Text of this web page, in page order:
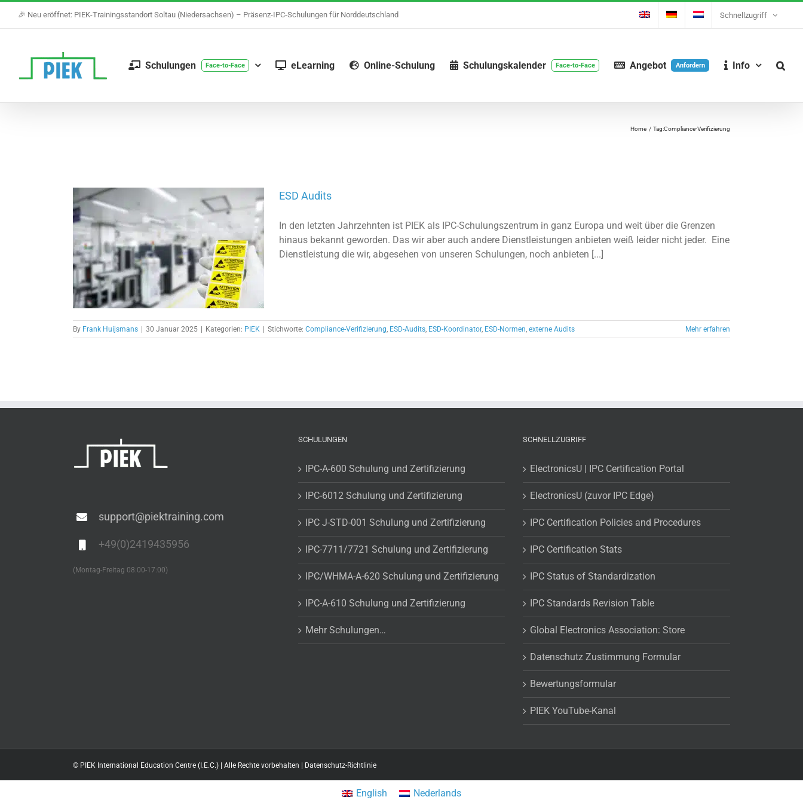
🎉 Neu eröffnet: PIEK-Trainingsstandort Soltau (Niedersachsen) – Präsenz-IPC-Schulungen für Norddeutschland Schnellzugriff
Schulungen Face-to-Face eLearning Online-Schulung Schulungskalender Face-to-Face Angebot Anfordern Info
Home Tag:Compliance-Verifizierung
ESD Audits
In den letzten Jahrzehnten ist PIEK als IPC-Schulungszentrum in ganz Europa und weit über die Grenzen
hinaus bekannt geworden. Das wir aber auch andere Dienstleistungen anbieten weiß leider nicht jeder. Eine
Dienstleistung die wir, abgesehen von unseren Schulungen, noch anbieten [...]
By Frank Huijsmans 30 Januar 2025 Kategorien: PIEK Stichworte: Compliance-Verifizierung, ESD-Audits, ESD-Koordinator, ESD-Normen, externe Audits Mehr erfahren
support@piektraining.com
+49(0)2419435956
(Montag-Freitag 08:00-17:00)
SCHULUNGEN
IPC-A-600 Schulung und Zertifizierung
IPC-6012 Schulung und Zertifizierung
IPC J-STD-001 Schulung und Zertifizierung
IPC-7711/7721 Schulung und Zertifizierung
IPC/WHMA-A-620 Schulung und Zertifizierung
IPC-A-610 Schulung und Zertifizierung
Mehr Schulungen…
SCHNELLZUGRIFF
ElectronicsU | IPC Certification Portal
ElectronicsU (zuvor IPC Edge)
IPC Certification Policies and Procedures
IPC Certification Stats
IPC Status of Standardization
IPC Standards Revision Table
Global Electronics Association: Store
Datenschutz Zustimmung Formular
Bewertungsformular
PIEK YouTube-Kanal
© PIEK International Education Centre (I.E.C.) | Alle Rechte vorbehalten | Datenschutz-Richtlinie
English Nederlands